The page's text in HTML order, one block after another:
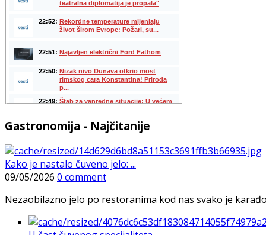
Gastronomija - Najčitanije
Kako je nastalo čuveno jelo: ...
09/05/2026 0 comment
Nezaobilazno jelo po restoranima kod nas svako je